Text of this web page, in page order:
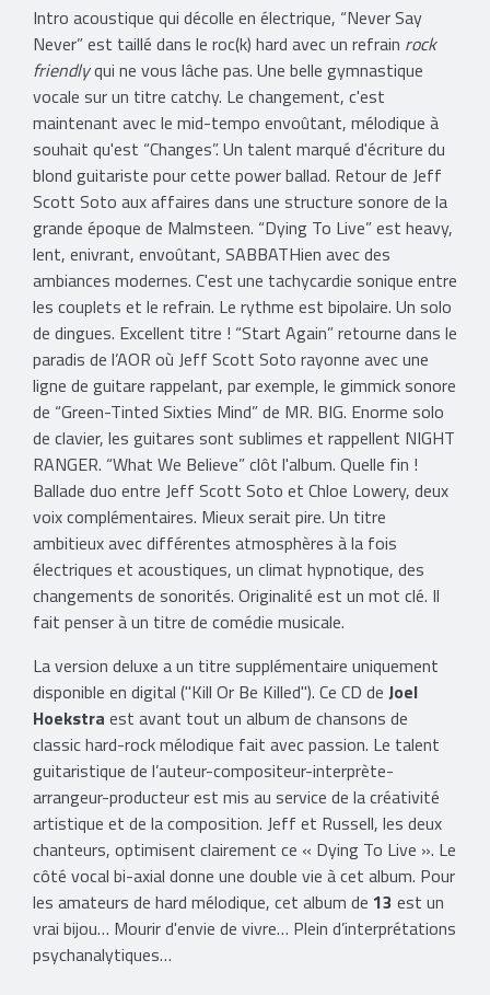
Intro acoustique qui décolle en électrique, “Never Say
Never” est taillé dans le roc(k) hard avec un refrain rock
friendlyqui ne vous lâche pas. Une belle gymnastique
vocale sur un titre catchy. Le changement, c'est
maintenant avec le mid-tempo envoûtant, mélodique à
souhait qu'est “Changes”. Un talent marqué d'écriture du
blond guitariste pour cette power ballad. Retour de Jeff
Scott Soto aux affaires dans une structure sonore de la
grande époque de Malmsteen. “Dying To Live” est heavy,
lent, enivrant, envoûtant, SABBATHien avec des
ambiances modernes. C'est une tachycardie sonique entre
les couplets et le refrain. Le rythme est bipolaire. Un solo
de dingues. Excellent titre ! “Start Again” retourne dans le
paradis de l’AOR où Jeff Scott Soto rayonne avec une
ligne de guitare rappelant, par exemple, le gimmick sonore
de “Green-Tinted Sixties Mind” de MR. BIG. Enorme solo
de clavier, les guitares sont sublimes et rappellent NIGHT
RANGER. “What We Believe” clôt l'album. Quelle fin !
Ballade duo entre Jeff Scott Soto et Chloe Lowery, deux
voix complémentaires. Mieux serait pire. Un titre
ambitieux avec différentes atmosphères à la fois
électriques et acoustiques, un climat hypnotique, des
changements de sonorités. Originalité est un mot clé. Il
fait penser à un titre de comédie musicale.
La version deluxe a un titre supplémentaire uniquement
disponible en digital ("Kill Or Be Killed"). Ce CD de Joel
Hoekstra est avant tout un album de chansons de
classic hard-rock mélodique fait avec passion. Le talent
guitaristique de l’auteur-compositeur-interprète-
arrangeur-producteur est mis au service de la créativité
artistique et de la composition. Jeff et Russell, les deux
chanteurs, optimisent clairement ce « Dying To Live ». Le
côté vocal bi-axial donne une double vie à cet album. Pour
les amateurs de hard mélodique, cet album de 13 est un
vrai bijou… Mourir d'envie de vivre… Plein d’interprétations
psychanalytiques…